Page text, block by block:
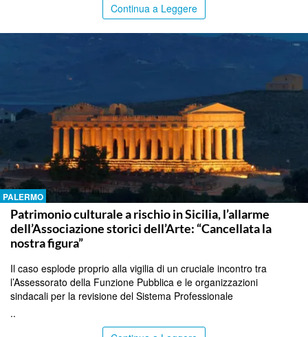
Continua a Leggere
PALERMO
Patrimonio culturale a rischio in Sicilia, l’allarme
dell’Associazione storici dell’Arte: “Cancellata la
nostra figura”
Il caso esplode proprio alla vigilia di un cruciale incontro tra
l’Assessorato della Funzione Pubblica e le organizzazioni
sindacali per la revisione del Sistema Professionale
..